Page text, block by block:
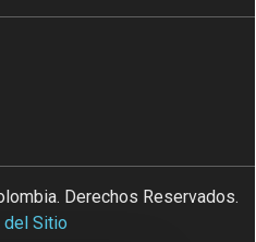
Derechos Reservados.
del Sitio